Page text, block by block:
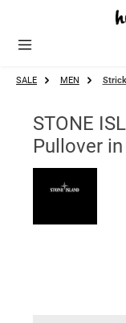
Zum Hauptinhalt springen
SALE MEN Strick
STONE
Pullover